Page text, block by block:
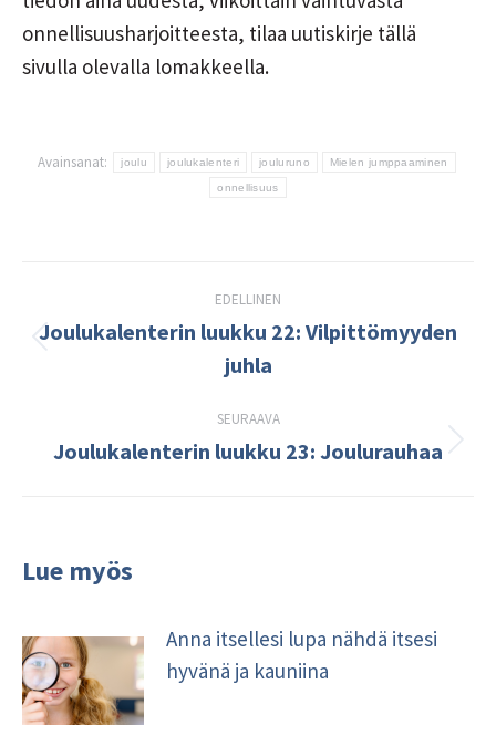
onnellisuusharjoitteesta, tilaa uutiskirje tällä
sivulla olevalla lomakkeella.
Avainsanat: joulu joulukalenteri jouluruno Mielen jumppaaminen
onnellisuus
navigation
EDELLINEN
Edellinen
kirjoitus:
Joulukalenterin luukku 22: Vilpittömyyden
juhla
SEURAAVA
Seuraava
Joulukalenterin luukku 23: Joulurauhaa
Lue myös
Anna itsellesi lupa nähdä itsesi
hyvänä ja kauniina